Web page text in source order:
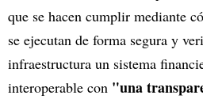
que se hacen cumplir mediante
se ejecutan de forma segura y
infraestructura un sistema
interoperable con "una